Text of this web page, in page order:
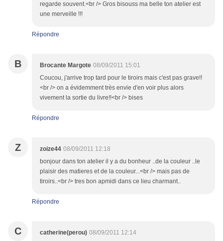
regarde souvent.<br /> Gros bisouss ma belle ton atelier est
une merveille !!!
Répondre
B Brocante Margote 08/09/2011 15:01
Coucou, j'arrive trop tard pour le tiroirs mais c'est pas grave!!
<br /> on a évidemment très envie d'en voir plus alors
vivement la sortie du livre!!<br /> bises
Répondre
Z zoize44 08/09/2011 12:18
bonjour dans ton atelier il y a du bonheur ..de la couleur ..le
plaisir des matieres et de la couleur...<br /> mais pas de
tiroirs..<br /> tres bon apmidi dans ce lieu charmant..
Répondre
C catherine(perou) 08/09/2011 12:14